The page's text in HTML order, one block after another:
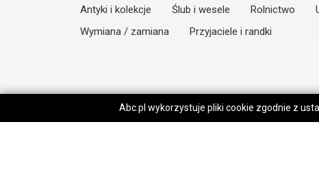
Antyki i kolekcje
Ślub i wesele Rolnictwo
Wymiana / zamiana
Przyjaciele i randki
Abc.pl wykorzystuje pliki cookie zgodnie z